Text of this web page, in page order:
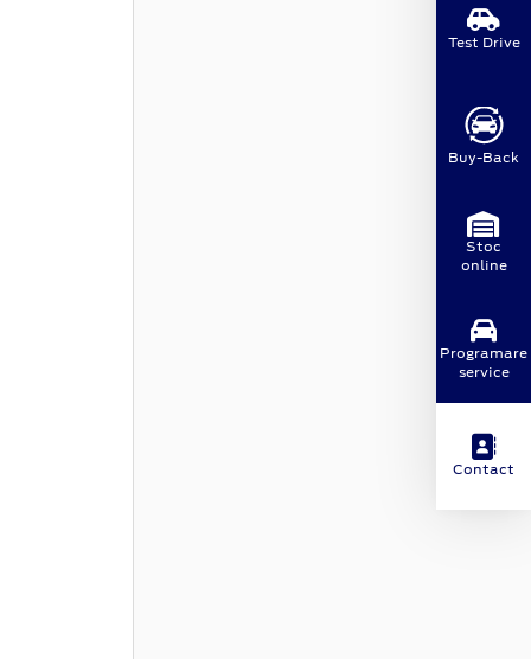
Test Drive
Buy-Back
Stoc
online
Programare
service
Contact